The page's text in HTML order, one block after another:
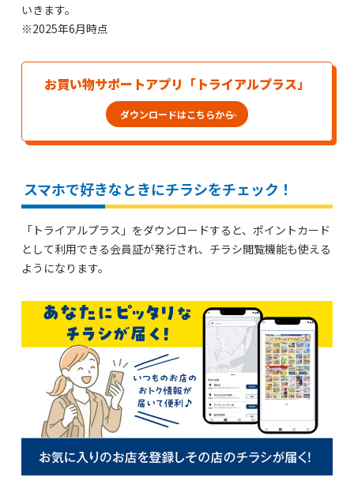
いきます。
※2025年6月時点
お買い物サポートアプリ「トライアルプラス」
ダウンロードはこちらから
スマホで好きなときにチラシをチェック！
「トライアルプラス」をダウンロードすると、ポイントカード
として利用できる会員証が発行され、チラシ閲覧機能も使える
ようになります。